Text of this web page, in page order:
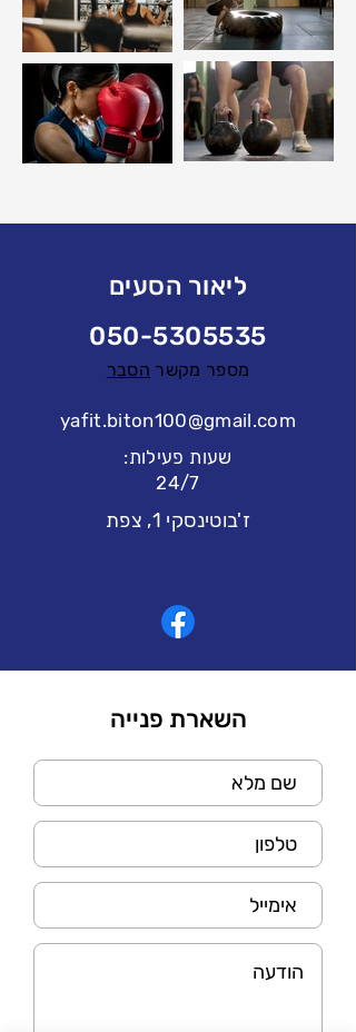
ליאור הסעים
050-5305535
מספר מקשר הסבר
yafit.biton100@gmail.com
שעות פעילות:
24/7
ז'בוטינסקי 1, צפת
השארת פנייה